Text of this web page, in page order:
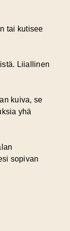
tai kutisee
Liiallinen
kuiva, se
yhä
sopivan